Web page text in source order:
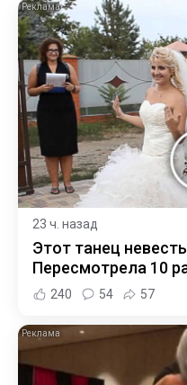
23 ч. назад
Этот танец
Пересмотрела 10
240 54 57